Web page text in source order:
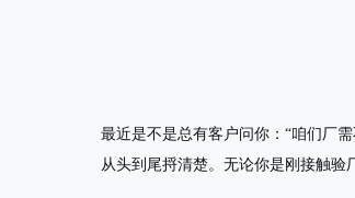
最近是不是总有客户问你：“咱们厂
从头到尾捋清楚。无论你是刚接触验